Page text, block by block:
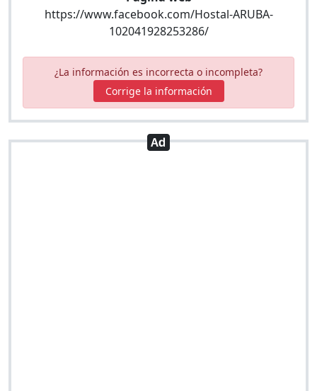
https://www.facebook.com/Hostal-ARUBA-
102041928253286/
¿La información es incorrecta o incompleta?
Corrige la información